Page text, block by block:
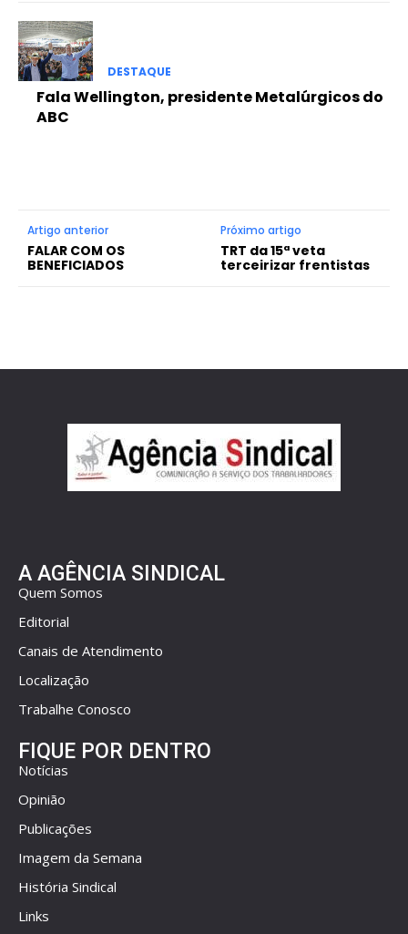
DESTAQUE
Fala Wellington, presidente Metalúrgicos do
ABC
Artigo anterior
FALAR COM OS
BENEFICIADOS
Próximo artigo
TRT da 15ª veta
terceirizar frentistas
A AGÊNCIA SINDICAL
Quem Somos
Editorial
Canais de Atendimento
Localização
Trabalhe Conosco
FIQUE POR DENTRO
Notícias
Opinião
Publicações
Imagem da Semana
História Sindical
Links